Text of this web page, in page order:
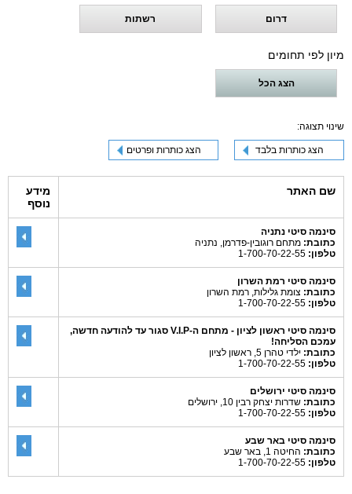
דרום רשתות
מיון לפי תחומים
הצג הכל
שינוי תצוגה:
הצג כותרות בלבד הצג כותרות ופרטים
שם האתר
מידע
נוסף
סינמה סיטי נתניה
כתובת: מתחם רוגובין-פדרמן, נתניה
טלפון:
סינמה סיטי רמת השרון
כתובת: צומת גלילות, רמת השרון
טלפון:
סינמה סיטי ראשון לציון - מתחם ה-V.I.P סגור עד להודעה חדשה,
עמכם הסליחה!
כתובת: ילדי טהרן 5, ראשון לציון
טלפון:
סינמה סיטי ירושלים
כתובת: שדרות יצחק רבין 10, ירושלים
טלפון:
סינמה סיטי באר שבע
כתובת: החיטה 1, באר שבע
טלפון: